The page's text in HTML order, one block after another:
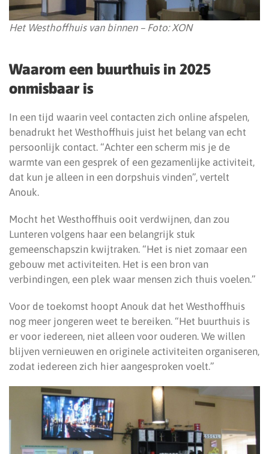
Het Westhoffhuis van binnen – Foto: XON
Waarom een buurthuis in 2025
onmisbaar is
In een tijd waarin veel contacten zich online afspelen,
benadrukt het Westhoffhuis juist het belang van echt
persoonlijk contact. “Achter een scherm mis je de
warmte van een gesprek of een gezamenlijke activiteit,
dat kun je alleen in een dorpshuis vinden”, vertelt
Anouk.
Mocht het Westhoffhuis ooit verdwijnen, dan zou
Lunteren volgens haar een belangrijk stuk
gemeenschapszin kwijtraken. “Het is niet zomaar een
gebouw met activiteiten. Het is een bron van
verbindingen, een plek waar mensen zich thuis voelen.”
Voor de toekomst hoopt Anouk dat het Westhoffhuis
nog meer jongeren weet te bereiken. “Het buurthuis is
er voor iedereen, niet alleen voor ouderen. We willen
blijven vernieuwen en originele activiteiten organiseren,
zodat iedereen zich hier aangesproken voelt.”